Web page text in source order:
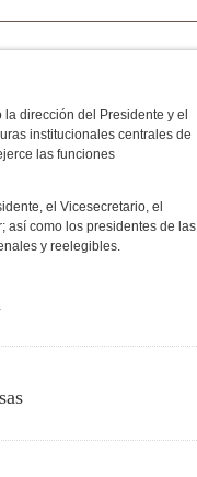
dirección del Presidente y el
institucionales centrales de
las funciones
el Vicesecretario, el
así como los presidentes de las
y reelegibles.